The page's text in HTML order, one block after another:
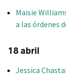
Maisie
a las órdenes
18 abril
Jessica